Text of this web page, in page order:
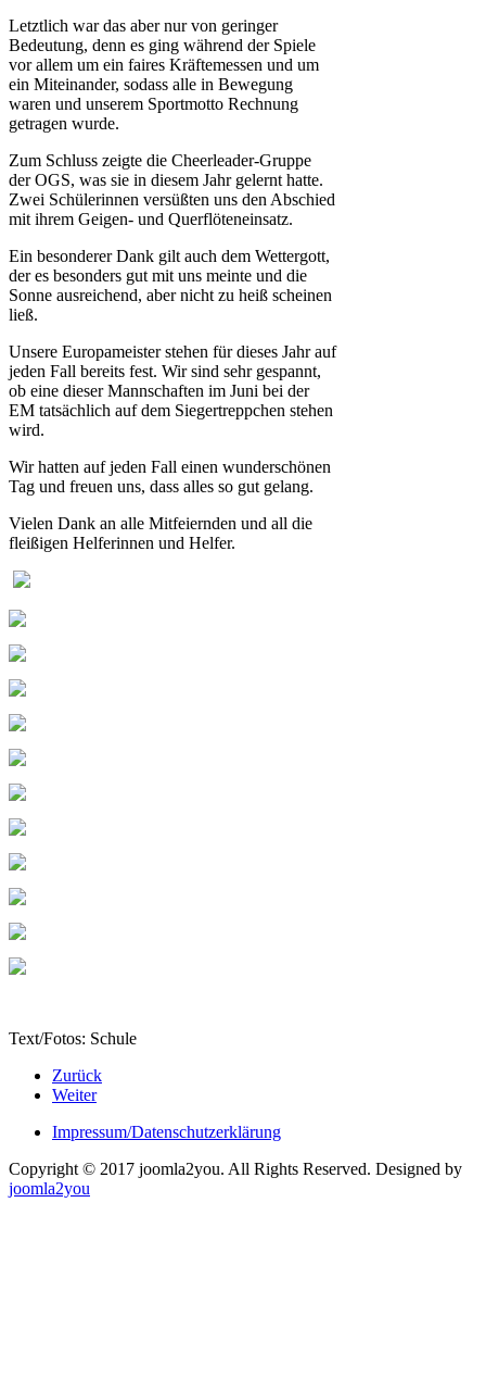
Letztlich war das aber nur von geringer
Bedeutung, denn es ging während der Spiele
vor allem um ein faires Kräftemessen und um
ein Miteinander, sodass alle in Bewegung
waren und unserem Sportmotto Rechnung
getragen wurde.
Zum Schluss zeigte die Cheerleader-Gruppe
der OGS, was sie in diesem Jahr gelernt hatte.
Zwei Schülerinnen versüßten uns den Abschied
mit ihrem Geigen- und Querflöteneinsatz.
Ein besonderer Dank gilt auch dem Wettergott,
der es besonders gut mit uns meinte und die
Sonne ausreichend, aber nicht zu heiß scheinen
ließ.
Unsere Europameister stehen für dieses Jahr auf
jeden Fall bereits fest. Wir sind sehr gespannt,
ob eine dieser Mannschaften im Juni bei der
EM tatsächlich auf dem Siegertreppchen stehen
wird.
Wir hatten auf jeden Fall einen wunderschönen
Tag und freuen uns, dass alles so gut gelang.
Vielen Dank an alle Mitfeiernden und all die
fleißigen Helferinnen und Helfer.
Text/Fotos: Schule
Zurück
Weiter
Impressum/Datenschutzerklärung
Copyright © 2017 joomla2you. All Rights Reserved. Designed by
joomla2you